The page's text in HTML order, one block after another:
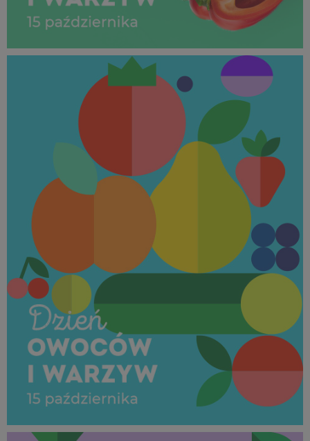
Dzień Owoców i Warzyw_15 październik 2025 (4).jpg
Dzień Owoców i Warzyw_15 październik 2025 (5).jpg